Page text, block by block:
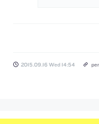
2015.09.16 Wed 14:54